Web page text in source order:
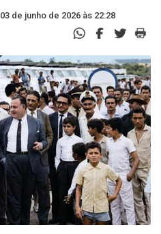
03 de junho de 2026 às 22:28